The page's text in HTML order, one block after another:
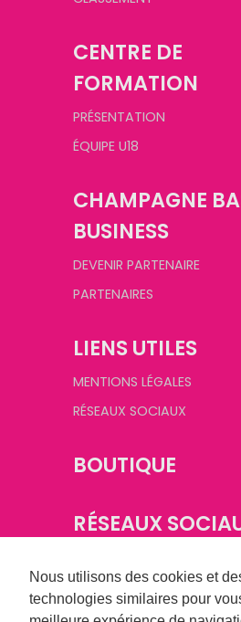
Nous utilisons des cookies et
technologies similaires pour
CENTRE DE
FORMATION
PRÉSENTATION
ÉQUIPE U18
CHAMPAGNE
BUSINESS
DEVENIR PARTENAIRE
PARTENAIRES
LIENS UTILES
MENTIONS LÉGALES
RÉSEAUX SOCIAUX
BOUTIQUE
RÉSEAUX